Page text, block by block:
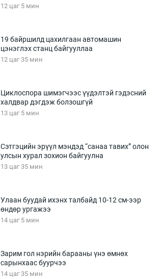
12 цаг 5 мин
19 байршилд цахилгаан автомашин
цэнэглэх станц байгууллаа
12 цаг 35 мин
Циклоспора шимэгчээс үүдэлтэй гэдэсний
халдвар дэгдэж болзошгүй
13 цаг 5 мин
Сэтгэцийн эрүүл мэндэд “санаа тавих” олон
улсын хурал зохион байгуулна
13 цаг 35 мин
Улаан буудай ихэнх талбайд 10-12 см-ээр
өндөр ургажээ
14 цаг 5 мин
Зарим гол нэрийн барааны үнэ өмнөх
сарынхаас буурчээ
14 цаг 35 мин